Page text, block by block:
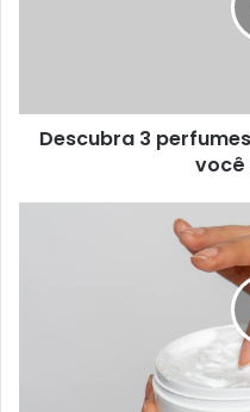
Descubra 3
você